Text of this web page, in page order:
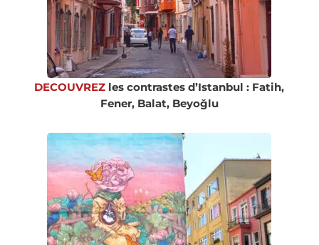
DECOUVREZ les contrastes d’Istanbul : Fatih,
Fener, Balat, Beyoğlu